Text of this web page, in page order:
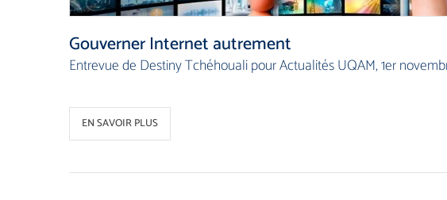
Gouverner Internet autrement
Entrevue de Destiny Tchéhouali pour Actualités UQAM, 1er
EN SAVOIR PLUS